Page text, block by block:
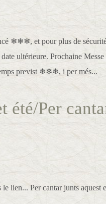
❄❄❄, et pour plus de
ultérieure. Prochaine
previst ❄❄❄, i per més...
été/Per
le lien... Per cantar junts aquest